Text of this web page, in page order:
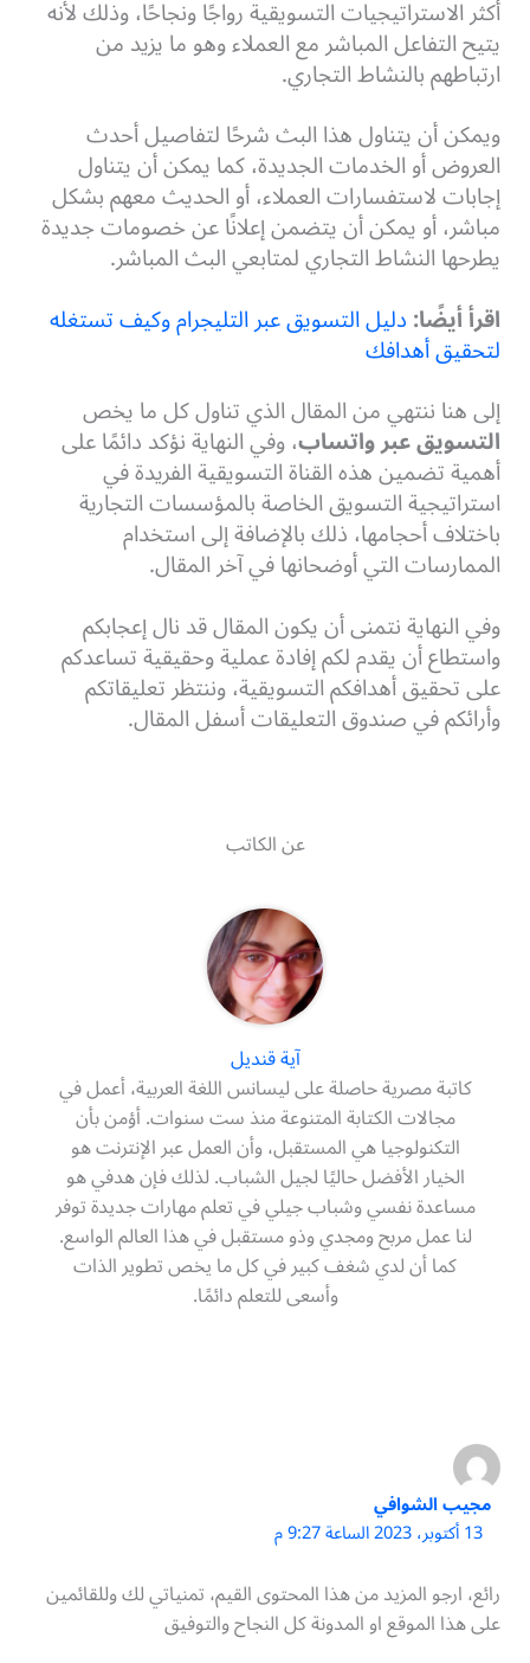
أكثر الاستراتيجيات التسويقية رواجًا ونجاحًا، وذلك لأنه
يتيح التفاعل المباشر مع العملاء وهو ما يزيد من
ارتباطهم بالنشاط التجاري.
ويمكن أن يتناول هذا البث شرحًا لتفاصيل أحدث
العروض أو الخدمات الجديدة، كما يمكن أن يتناول
إجابات لاستفسارات العملاء، أو الحديث معهم بشكل
مباشر، أو يمكن أن يتضمن إعلانًا عن خصومات جديدة
يطرحها النشاط التجاري لمتابعي البث المباشر.
اقرأ أيضًا:دليل التسويق عبر التليجرام وكيف تستغله
لتحقيق أهدافك
إلى هنا ننتهي من المقال الذي تناول كل ما يخص
التسويق عبر واتساب، وفي النهايةنؤكد دائمًا على
أهمية تضمين هذه القناة التسويقية الفريدة في
استراتيجية التسويق الخاصة بالمؤسسات التجارية
باختلاف أحجامها، ذلك بالإضافة إلى استخدام
الممارسات التي أوضحانها في آخر المقال.
وفي النهاية نتمنى أن يكون المقال قد نال إعجابكم
واستطاع أن يقدم لكم إفادة عملية وحقيقية تساعدكم
على تحقيق أهدافكم التسويقية، وننتظر تعليقاتكم
وأرائكم في صندوق التعليقات أسفل المقال.
عن الكاتب
آية قنديل
كاتبة مصرية حاصلة على ليسانس اللغة العربية، أعمل في
مجالات الكتابة المتنوعة منذ ست سنوات. أؤمن بأن
التكنولوجيا هي المستقبل، وأن العمل عبر الإنترنت هو
الخيار الأفضل حاليًا لجيل الشباب. لذلك فإن هدفي هو
مساعدة نفسي وشباب جيلي في تعلم مهارات جديدة توفر
لنا عمل مربح ومجدي وذو مستقبل في هذا العالم الواسع.
كما أن لدي شغف كبير في كل ما يخص تطوير الذات
وأسعى للتعلم دائمًا.
مجيب الشوافي
13 أكتوبر، 2023 الساعة 9:27 م
رائع، ارجو المزيد من هذا المحتوى القيم، تمنياتي لك وللقائمين
على هذا الموقع او المدونة كل النجاح والتوفيق